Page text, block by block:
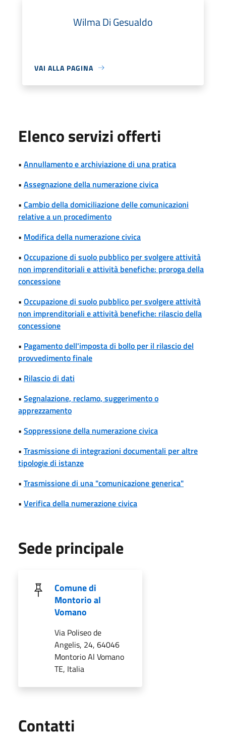
Wilma Di Gesualdo
VAI ALLA PAGINA
Elenco servizi offerti
• Annullamento e archiviazione di una pratica
• Assegnazione della numerazione civica
• Cambio della domiciliazione delle comunicazioni
relative a un procedimento
• Modifica della numerazione civica
• Occupazione di suolo pubblico per svolgere attività
non imprenditoriali e attività benefiche: proroga della
concessione
• Occupazione di suolo pubblico per svolgere attività
non imprenditoriali e attività benefiche: rilascio della
concessione
• Pagamento dell'imposta di bollo per il rilascio del
provvedimento finale
• Rilascio di dati
• Segnalazione, reclamo, suggerimento o
apprezzamento
• Soppressione della numerazione civica
• Trasmissione di integrazioni documentali per altre
tipologie di istanze
• Trasmissione di una "comunicazione generica"
• Verifica della numerazione civica
Sede principale
Comune di
Montorio al
Vomano
Via Poliseo de
Angelis, 24, 64046
Montorio Al Vomano
TE, Italia
Contatti